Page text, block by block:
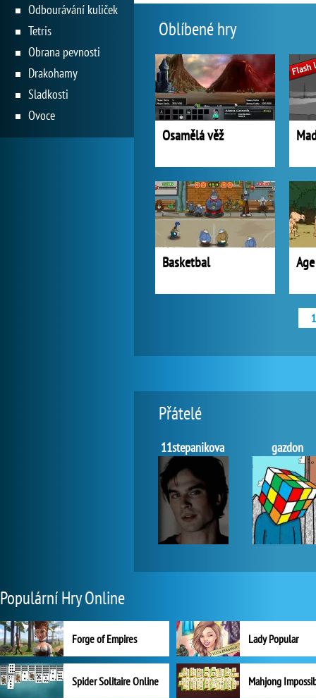
Oblíbené hry
Osamělá věž
Basketbal
1
Přátelé
11stepanikova gazdon
Odbourávání kuliček
Tetris
Obrana pevnosti
Drakohamy
Sladkosti
Ovoce
Populární Hry Online
Forge of Empires Lady Popular
Spider Solitaire Online Mahjong